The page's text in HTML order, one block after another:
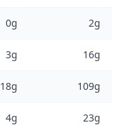
0g 2g
3g 16g
18g 109g
4g 23g